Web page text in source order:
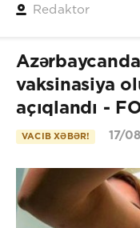
Redaktor
vaksinasiya
açıqlandı -
VACIB XƏBƏR! 17/